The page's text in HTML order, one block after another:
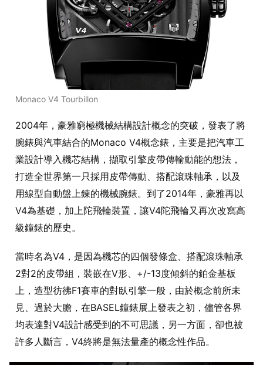
Monaco V4 Tourbillon
2004年，豪雅窮極機械結構設計概念的突破，發表了將
腕錶與汽車結合的Monaco V4概念錶，主要是把汽車工
業設計導入機芯結構，擷取引擎皮帶傳輸動能的想法，
打造全世界第一只採用皮帶傳動、搭配滾珠軸承，以及
用線型自動盤上鍊的機械腕錶。到了2014年，豪雅再以
V4為基礎，加上陀飛輪裝置，讓V4陀飛輪又再次改寫高
級鐘錶的歷史。
當時名為V4，是因為機芯的四個發條盒、搭配滾珠軸承
2對2的皮帶組，裝嵌在V形、+/-13度傾斜的鉑金基板
上，造型彷彿F1賽車的對臥引擎一般，由於概念前所未
見、過於大膽，在BASEL鐘錶展上發表之初，儘管各界
均表達對V4設計感受到的不可思議，另一方面，卻也被
許多人斷言，V4終將是無法量產的概念性作品。